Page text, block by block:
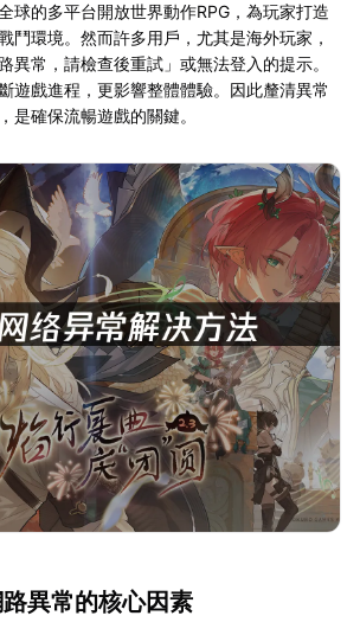
球的多平台開放世界動作RPG，為玩家打造
鬥環境。然而許多用戶，尤其是海外玩家，
異常，請檢查後重試」或無法登入的提示。
遊戲進程，更影響整體體驗。因此釐清異常
是確保流暢遊戲的關鍵。
異常的核心因素